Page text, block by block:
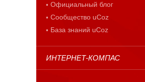
Официальный блог
Сообщество uCoz
База знаний uCoz
ИНТЕРНЕТ-КОМПАС